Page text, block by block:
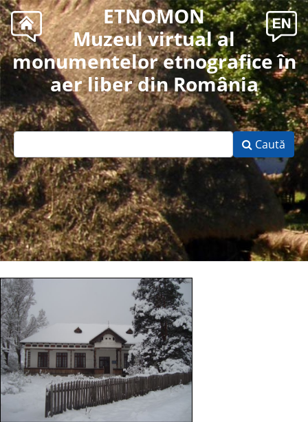
ETNOMON
Muzeul virtual al
monumentelor etnografice în
aer liber din România
Caută